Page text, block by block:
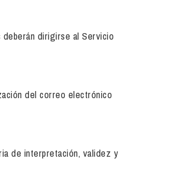
dirigirse al Servicio
del correo electrónico
de interpretación, validez y